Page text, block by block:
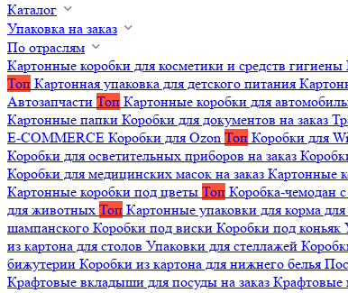
Каталог
Упаковка на заказ
По отраслям
Картонные коробки для косметики и средств гигиены
Топ Картонная упаковка для детского питания
Автозапчасти Топ Картонные коробки для
Картонные папки Коробки для документов на заказ
E-COMMERCE Коробки для Ozon Топ Коробки для
Коробки для осветительных приборов на заказ
Коробки для медицинских масок на заказ Картонные
Картонные коробки под цветы Топ Коробка-чемодан
для животных Топ Картонные упаковки для корма
шампанского Коробки под виски Коробки под коньяк
из картона для столов Упаковки для стеллажей
бижутерии Коробки из картона для нижнего белья
Крафтовые вкладыши для посуды на заказ Крафтовые